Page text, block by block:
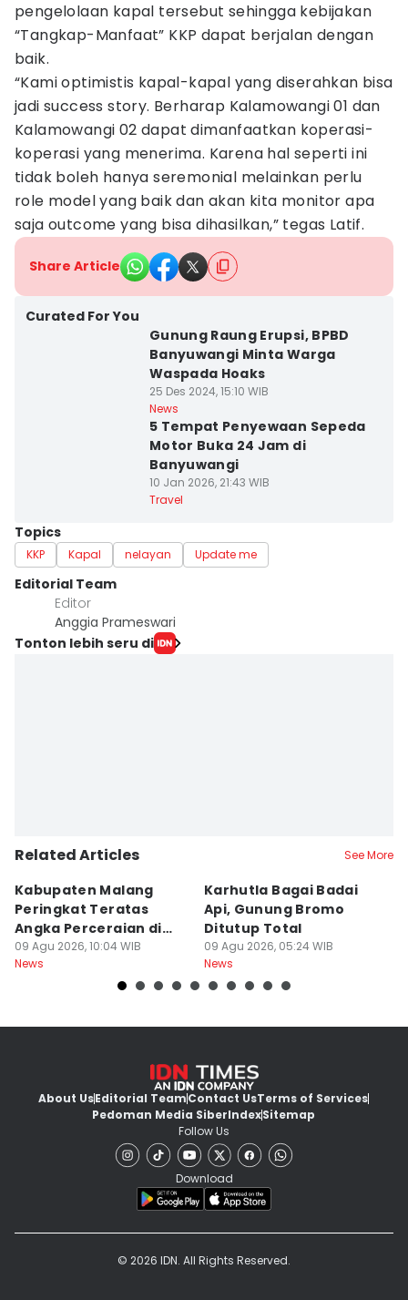
pengelolaan kapal tersebut sehingga kebijakan
“Tangkap-Manfaat” KKP dapat berjalan dengan
baik.
“Kami optimistis kapal-kapal yang diserahkan bisa
jadi success story. Berharap Kalamowangi 01 dan
Kalamowangi 02 dapat dimanfaatkan koperasi-
koperasi yang menerima. Karena hal seperti ini
tidak boleh hanya seremonial melainkan perlu
role model yang baik dan akan kita monitor apa
saja outcome yang bisa dihasilkan,” tegas Latif.
Share Article
Curated For You
Gunung Raung Erupsi, BPBD
Banyuwangi Minta Warga
Waspada Hoaks
25 Des 2024, 15:10 WIB
News
5 Tempat Penyewaan Sepeda
Motor Buka 24 Jam di
Banyuwangi
10 Jan 2026, 21:43 WIB
Travel
Topics
KKP Kapal nelayan Update me
Editorial Team
Editor
Anggia Prameswari
Tonton lebih seru di
Related Articles See More
Kabupaten Malang
Peringkat Teratas
Angka Perceraian di
Jatim
09 Agu 2026, 10:04 WIB
News
Karhutla Bagai Badai
Api, Gunung Bromo
Ditutup Total
09 Agu 2026, 05:24 WIB
News
About UsEditorial TeamContact UsTerms of Services
Pedoman Media SiberIndexSitemap
Follow Us
Download
© 2026 IDN. All Rights Reserved.